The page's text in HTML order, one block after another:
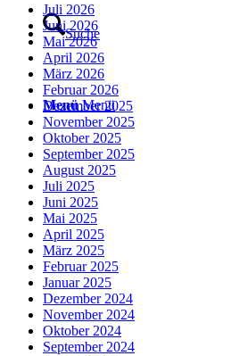
Suche
Menü Menü
Juli 2026
Juni 2026
Mai 2026
April 2026
März 2026
Februar 2026
Dezember 2025
November 2025
Oktober 2025
September 2025
August 2025
Juli 2025
Juni 2025
Mai 2025
April 2025
März 2025
Februar 2025
Januar 2025
Dezember 2024
November 2024
Oktober 2024
September 2024